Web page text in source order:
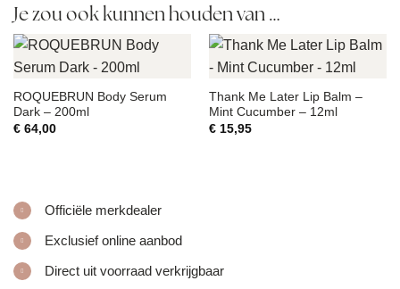
Je zou ook kunnen houden van …
ROQUEBRUN Body Serum
Dark – 200ml
€64,00
Thank Me Later Lip Balm –
Mint Cucumber – 12ml
€15,95
Officiële merkdealer
Exclusief online aanbod
Direct uit voorraad verkrijgbaar